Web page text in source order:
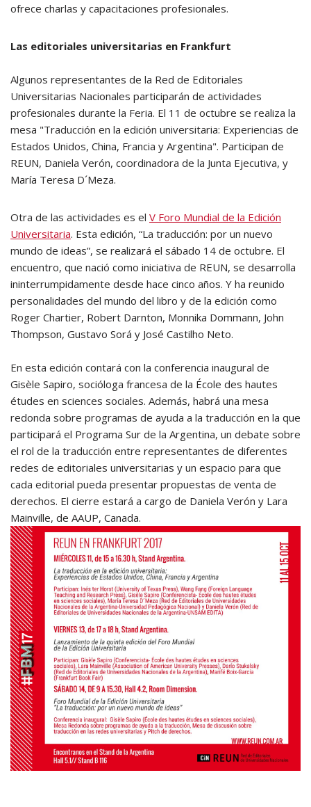
ofrece charlas y capacitaciones profesionales.
Las editoriales universitarias en Frankfurt
Algunos representantes de la Red de Editoriales
Universitarias Nacionales participarán de actividades
profesionales durante la Feria. El 11 de octubre se realiza la
mesa "Traducción en la edición universitaria: Experiencias de
Estados Unidos, China, Francia y Argentina". Participan de
REUN, Daniela Verón, coordinadora de la Junta Ejecutiva, y
María Teresa D´Meza.
Otra de las actividades es el V Foro Mundial de la Edición
Universitaria. Esta edición, “La traducción: por un nuevo
mundo de ideas”, se realizará el sábado 14 de octubre. El
encuentro, que nació como iniciativa de REUN, se desarrolla
ininterrumpidamente desde hace cinco años. Y ha reunido
personalidades del mundo del libro y de la edición como
Roger Chartier, Robert Darnton, Monnika Dommann, John
Thompson, Gustavo Sorá y José Castilho Neto.
En esta edición contará con la conferencia inaugural de
Gisèle Sapiro, socióloga francesa de la École des hautes
études en sciences sociales. Además, habrá una mesa
redonda sobre programas de ayuda a la traducción en la que
participará el Programa Sur de la Argentina, un debate sobre
el rol de la traducción entre representantes de diferentes
redes de editoriales universitarias y un espacio para que
cada editorial pueda presentar propuestas de venta de
derechos. El cierre estará a cargo de Daniela Verón y Lara
Mainville, de AAUP, Canada.